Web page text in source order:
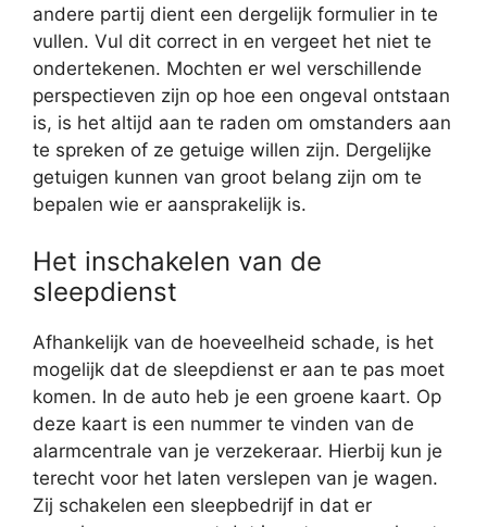
andere partij dient een dergelijk formulier in te
vullen. Vul dit correct in en vergeet het niet te
ondertekenen. Mochten er wel verschillende
perspectieven zijn op hoe een ongeval ontstaan
is, is het altijd aan te raden om omstanders aan
te spreken of ze getuige willen zijn. Dergelijke
getuigen kunnen van groot belang zijn om te
bepalen wie er aansprakelijk is.
Het inschakelen van de
sleepdienst
Afhankelijk van de hoeveelheid schade, is het
mogelijk dat de sleepdienst er aan te pas moet
komen. In de auto heb je een groene kaart. Op
deze kaart is een nummer te vinden van de
alarmcentrale van je verzekeraar. Hierbij kun je
terecht voor het laten verslepen van je wagen.
Zij schakelen een sleepbedrijf in dat er